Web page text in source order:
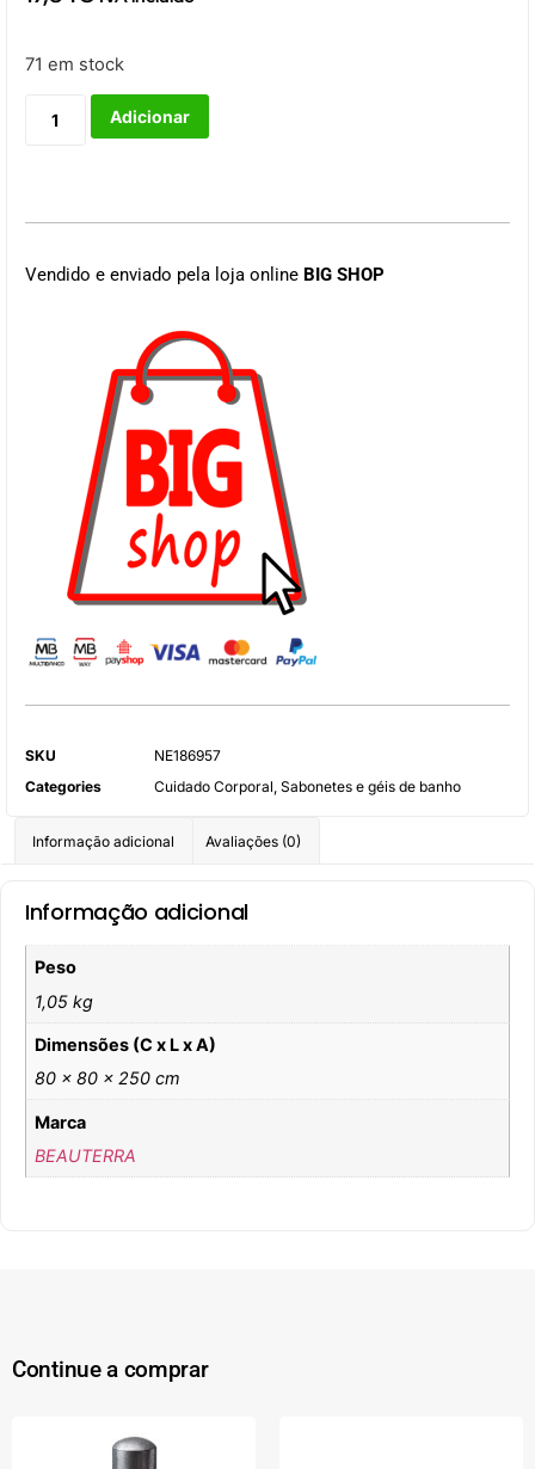
71 em stock
Adicionar
Vendido e enviado pela loja online BIG SHOP
SKU
NE186957
Categories
Cuidado Corporal, Sabonetes e géis de banho
Informação adicional Avaliações (0)
Informação adicional
Peso
1,05 kg
Dimensões (C x L x A)
80 × 80 × 250 cm
Marca
BEAUTERRA
Continue a comprar